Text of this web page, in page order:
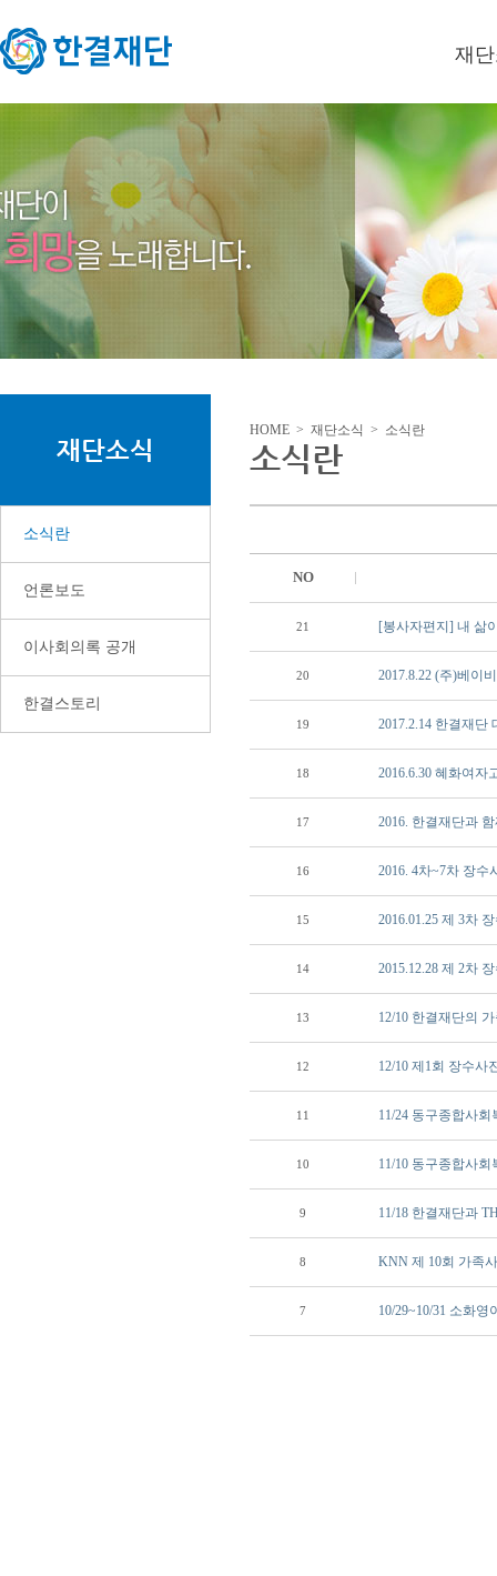
재
이사
미션/
연혁
재단소식
소식란
언론보도
이사회의록 공개
한결스토리
HOME > 재단소식 > 소식란
소식란
NO
21 [봉사자편지] 내 삶
20 2017.8.22 (주)베이
19 2017.2.14 한결재
18 2016.6.30 혜화여
17 2016. 한결재단과
16 2016. 4차~7차 장수
15 2016.01.25 제 3차
14 2015.12.28 제 2차
13 12/10 한결재단의
12 12/10 제1회 장수사
11 11/24 동구종합사
10 11/10 동구종합사
9 11/18 한결재단과
8 KNN 제 10회 가족
7 10/29~10/31 소화